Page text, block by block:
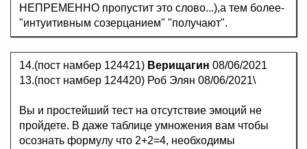
НЕПРЕМЕННО пропустит это слово...),а тем более-
"интуитивным созерцанием" "получают".
14.(пост намбер 124421) Верищагин 08/06/2021
13.(пост намбер 124420) Роб Элян 08/06/2021\
Вы и простейший тест на отсутствие эмоций не
пройдете. В даже таблице умножения вам чтобы
осознать формулу что 2+2=4, необходимы